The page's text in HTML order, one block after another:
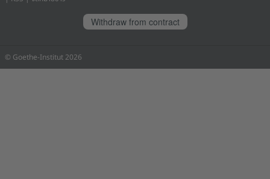
Withdraw from contract
© Goethe-Institut 2026